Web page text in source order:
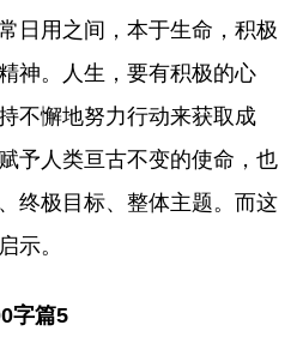
日用之间，本于生命，积极
神。人生，要有积极的心
不懈地努力行动来获取成
予人类亘古不变的使命，也
终极目标、整体主题。而这
示。
字篇5